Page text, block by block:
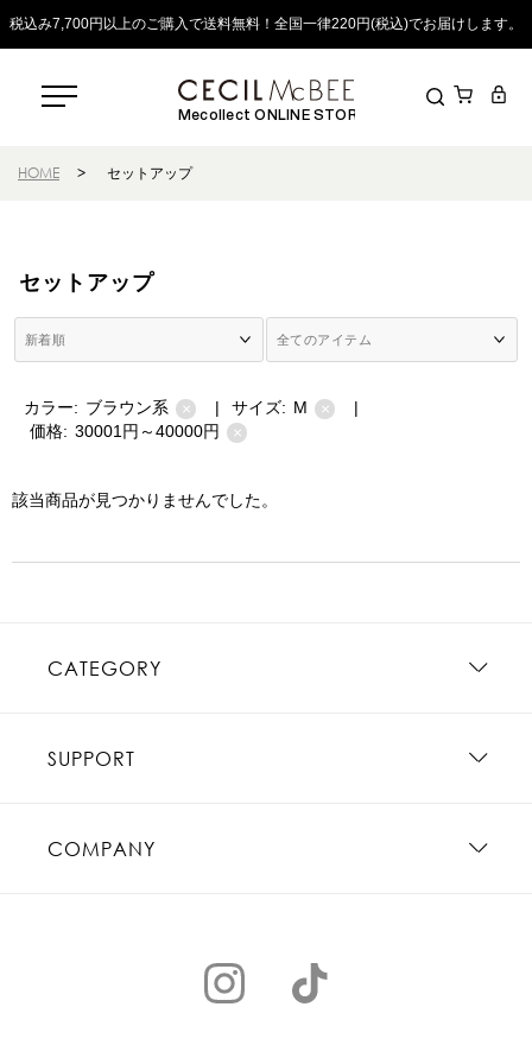
税込み7,700円以上のご購入で送料無料！全国一律220円(税込)でお届けします。
Mecollect ONLINE STORE
HOME > セットアップ
セットアップ
カラー: ブラウン系 × | サイズ: M ×
|
価格: 30001円～40000円 ×
該当商品が見つかりませんでした。
CATEGORY
SUPPORT
COMPANY